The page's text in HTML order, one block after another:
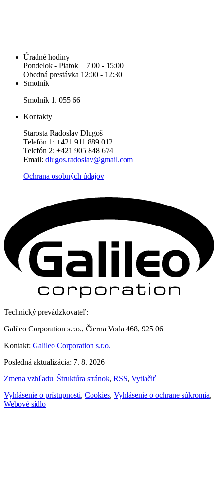
Úradné hodiny
Pondelok - Piatok 7:00 - 15:00
Obedná prestávka 12:00 - 12:30
Smolník
Smolník 1, 055 66
Kontakty
Starosta Radoslav Dlugoš
Telefón 1: +421 911 889 012
Telefón 2: +421 905 848 674
Email: dlugos.radoslav@gmail.com
Ochrana osobných údajov
Technický prevádzkovateľ:
Galileo Corporation s.r.o., Čierna Voda 468, 925 06
Kontakt: Galileo Corporation s.r.o.
Posledná aktualizácia: 7. 8. 2026
Zmena vzhľadu, Štruktúra stránok, RSS, Vytlačiť
Vyhlásenie o prístupnosti, Cookies, Vyhlásenie o ochrane súkromia,
Webové sídlo